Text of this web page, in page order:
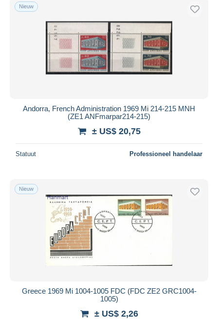
Thema's
Europa-CEPT
Veilingen zonder biedingen
Veilinghuizen
Verkocht
Eindigt binnen
Prijs
Gratis levering
Betaalmiddelen
PayPal
Bankoverschrijving
Visa
Mastercard
Nieuw
Andorra, French Administration 1969 Mi 214-215 MNH
(ZE1 ANFmarpar214-215)
± US$ 20,75
Statuut Professioneel handelaar
Nieuw
Greece 1969 Mi 1004-1005 FDC (FDC ZE2 GRC1004-
1005)
± US$ 2,26